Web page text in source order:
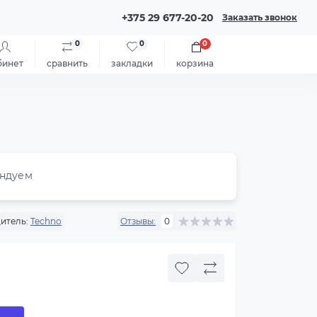
+375 29 677-20-20 Заказать звонок
сравнить
0
закладки
0
корзина
0
Techno Отзывы: 0